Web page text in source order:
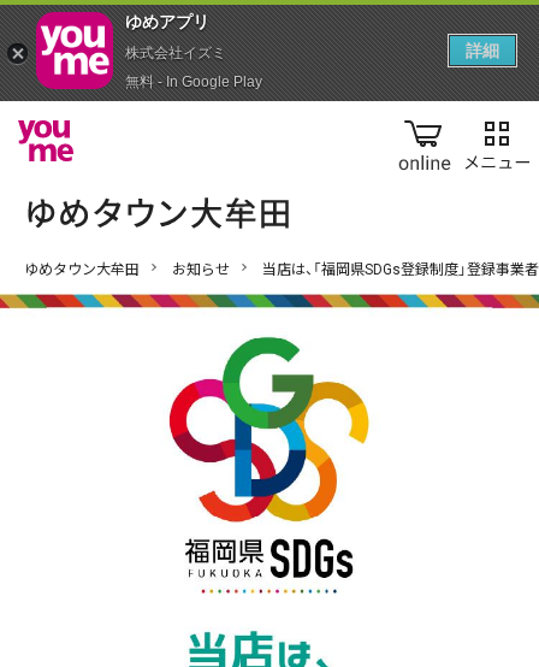
online
ゆめタウン大牟田 お知らせ 当店は、「福岡県SDGs登録制度」登録事業
ゆめアプ‪リ‬
株式会社イズミ
無料 - In Google Play
詳細